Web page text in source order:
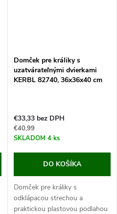
Domček pre králiky s
uzatvárateľnými dvierkami
KERBL 82740, 36x36x40 cm
€33,33 bez DPH
€40,99
SKLADOM 4 ks
DO KOŠÍKA
Domček pre králiky s
odklápacou strechou a
praktickou plastovou podlahou